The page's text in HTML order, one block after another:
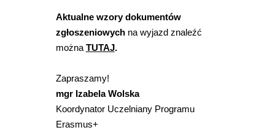
Aktualne wzory dokumentów
zgłoszeniowychna wyjazd znaleźć
można TUTAJ.
Zapraszamy!
mgr Izabela Wolska
Koordynator Uczelniany Programu
Erasmus+